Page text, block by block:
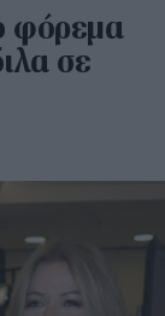
φόρεμα
σε